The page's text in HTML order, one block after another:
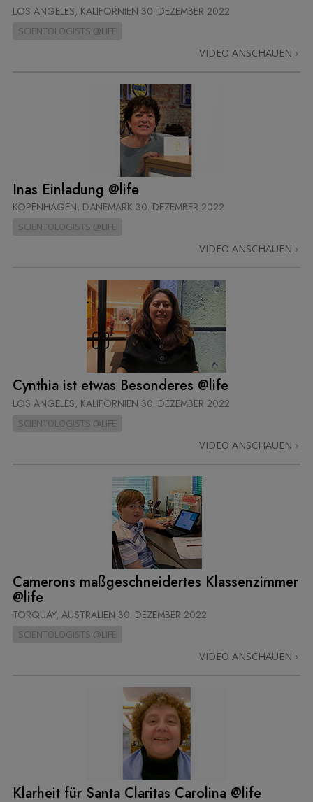
LOS ANGELES, KALIFORNIEN 30. DEZEMBER 2022
SCIENTOLOGISTS @LIFE
VIDEO ANSCHAUEN
Inas Einladung @life
KOPENHAGEN, DÄNEMARK 30. DEZEMBER 2022
SCIENTOLOGISTS @LIFE
VIDEO ANSCHAUEN
Cynthia ist etwas Besonderes @life
LOS ANGELES, KALIFORNIEN 30. DEZEMBER 2022
SCIENTOLOGISTS @LIFE
VIDEO ANSCHAUEN
Camerons maßgeschneidertes Klassenzimmer
@life
TORQUAY, AUSTRALIEN 30. DEZEMBER 2022
SCIENTOLOGISTS @LIFE
VIDEO ANSCHAUEN
Klarheit für Santa Claritas Carolina @life